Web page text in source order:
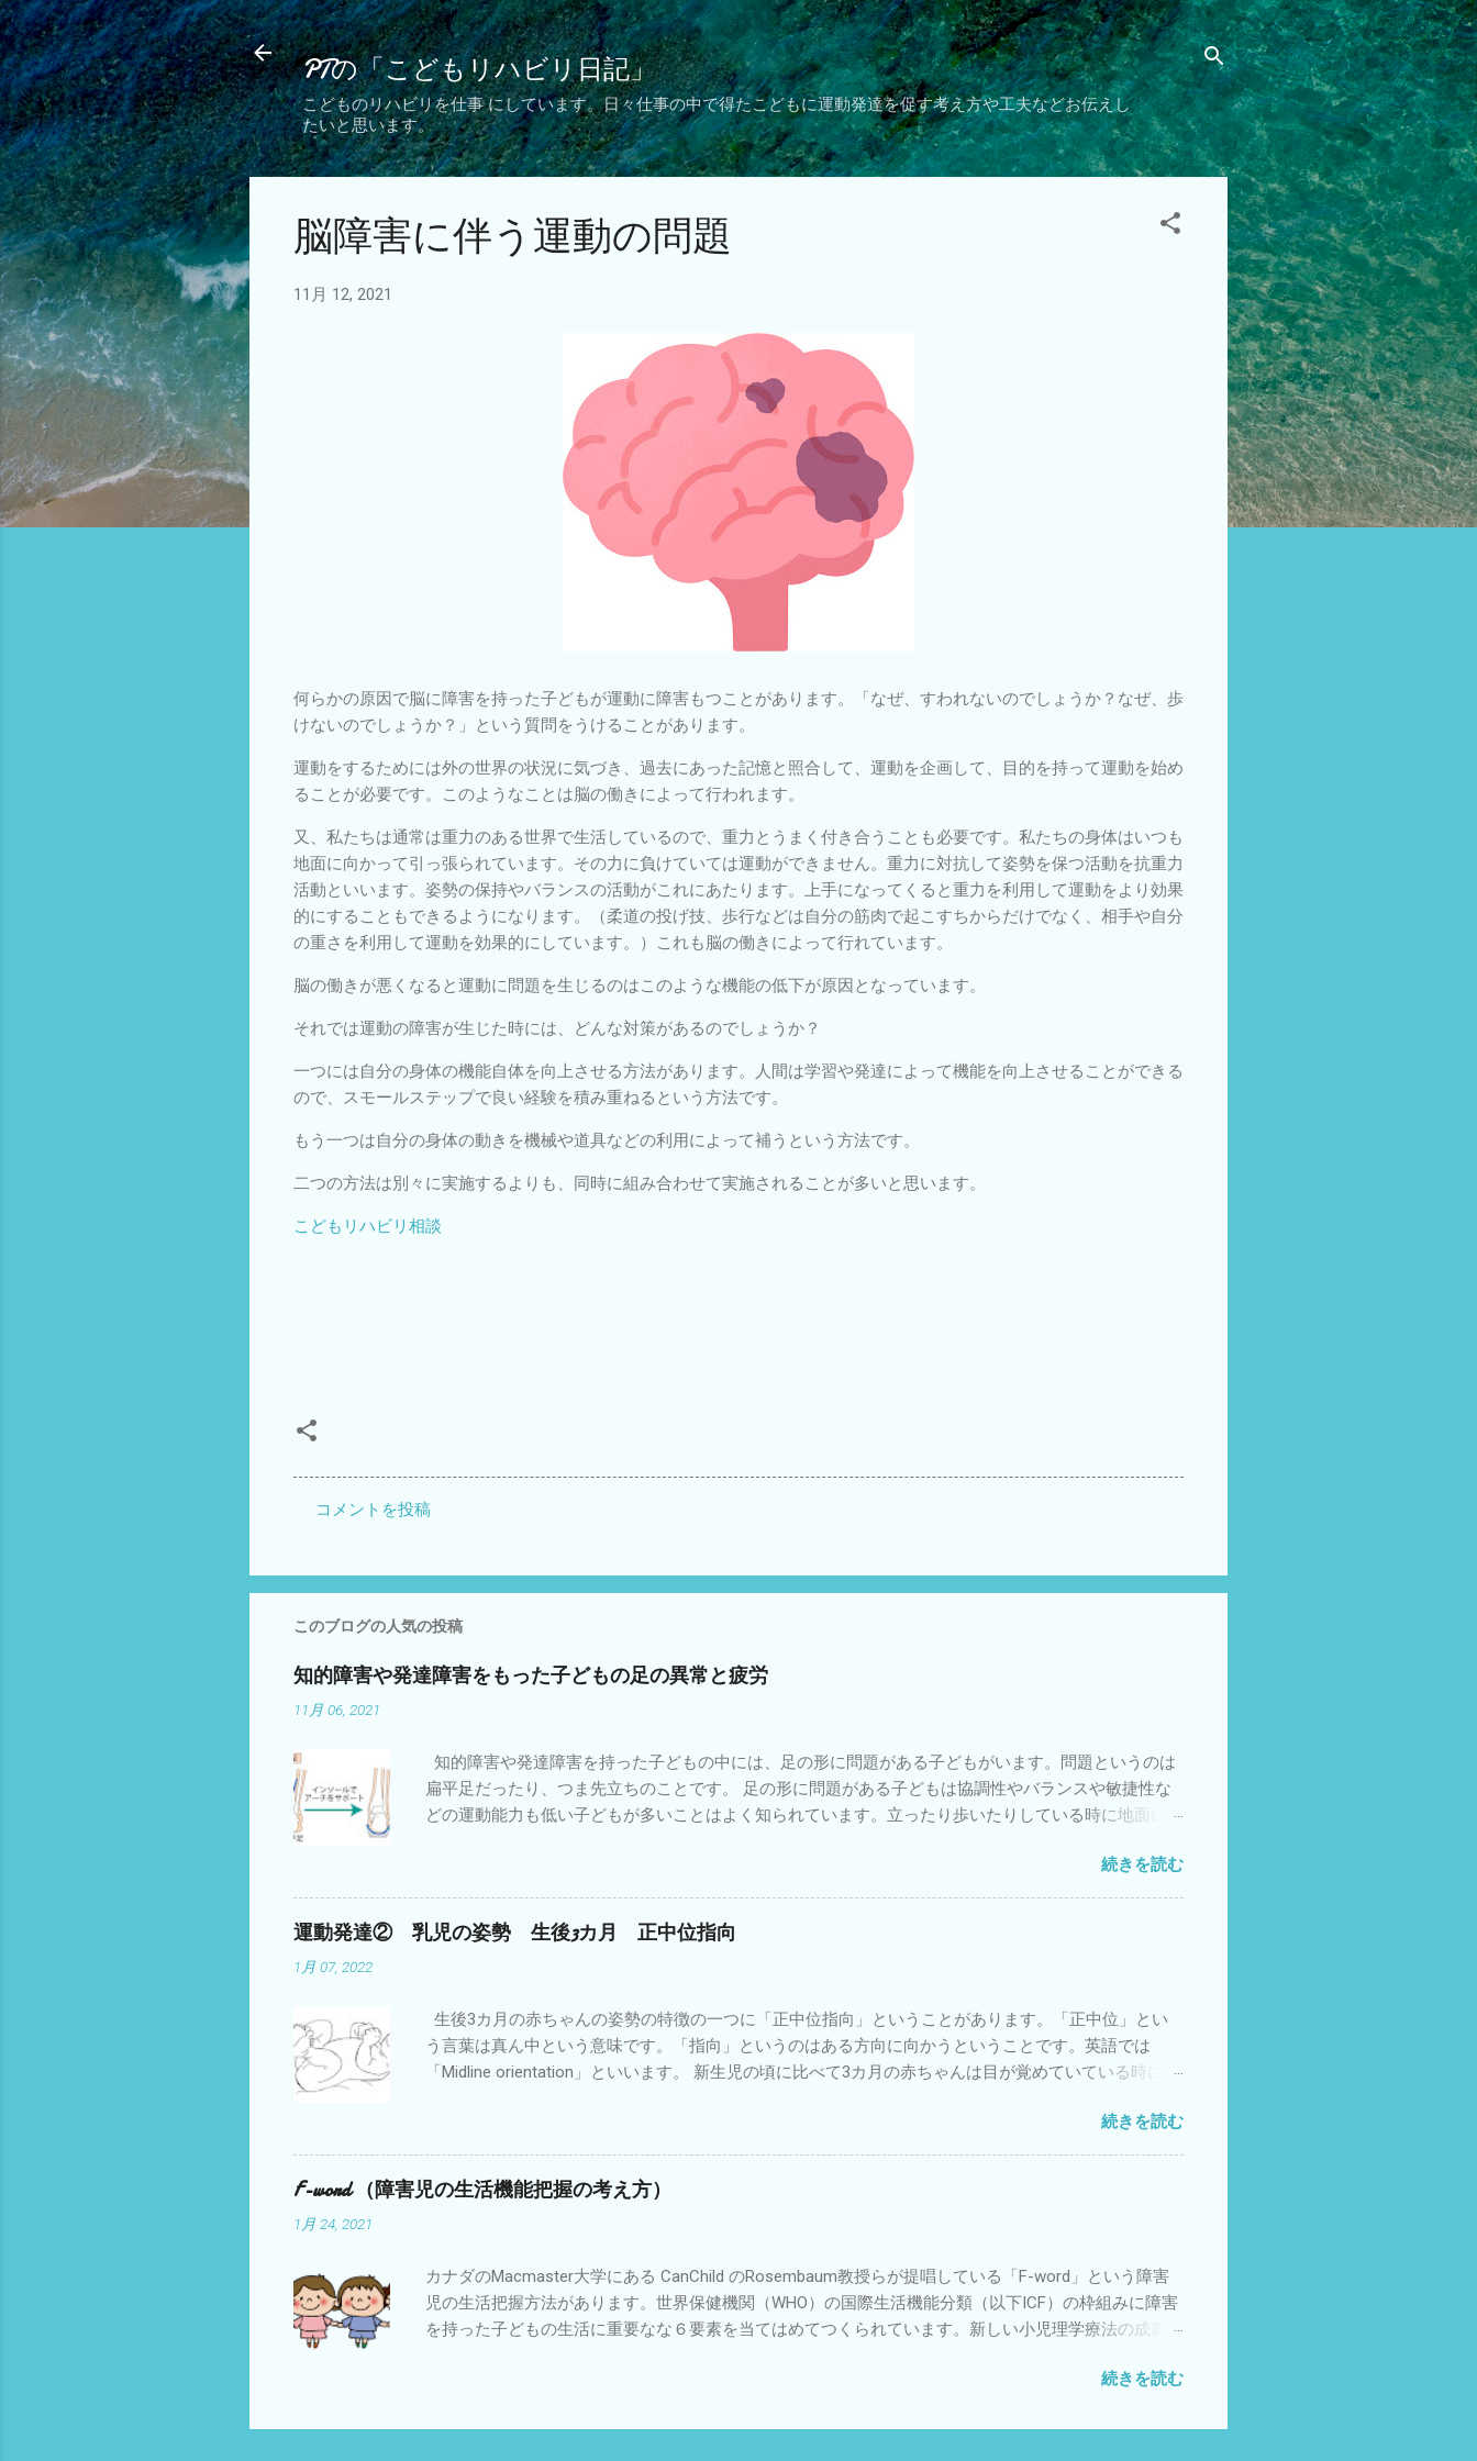
スキップしてメイン コンテンツに移動
PTの「こどもリハビリ日記」
こどものリハビリを仕事 にしています。日々仕事の中で得たこどもに運動発達を促す考え方や工夫などお伝えし
たいと思います。
脳障害に伴う運動の問題
11月 12, 2021
何らかの原因で脳に障害を持った子どもが運動に障害もつことがあります。「なぜ、すわれないのでしょうか？なぜ、歩
けないのでしょうか？」という質問をうけることがあります。
運動をするためには外の世界の状況に気づき、過去にあった記憶と照合して、運動を企画して、目的を持って運動を始め
ることが必要です。このようなことは脳の働きによって行われます。
又、私たちは通常は重力のある世界で生活しているので、重力とうまく付き合うことも必要です。私たちの身体はいつも
地面に向かって引っ張られています。その力に負けていては運動ができません。重力に対抗して姿勢を保つ活動を抗重力
活動といいます。姿勢の保持やバランスの活動がこれにあたります。上手になってくると重力を利用して運動をより効果
的にすることもできるようになります。（柔道の投げ技、歩行などは自分の筋肉で起こすちからだけでなく、相手や自分
の重さを利用して運動を効果的にしています。）これも脳の働きによって行れています。
脳の働きが悪くなると運動に問題を生じるのはこのような機能の低下が原因となっています。
それでは運動の障害が生じた時には、どんな対策があるのでしょうか？
一つには自分の身体の機能自体を向上させる方法があります。人間は学習や発達によって機能を向上させることができる
ので、スモールステップで良い経験を積み重ねるという方法です。
もう一つは自分の身体の動きを機械や道具などの利用によって補うという方法です。
二つの方法は別々に実施するよりも、同時に組み合わせて実施されることが多いと思います。
こどもリハビリ相談
ン
ト
コメントを投稿
このブログの人気の投稿
知的障害や発達障害をもった子どもの足の異常と疲労
11月 06, 2021
知的障害や発達障害を持った子どもの中には、足の形に問題がある子どもがいます。問題というのは
扁平足だったり、つま先立ちのことです。 足の形に問題がある子どもは協調性やバランスや敏捷性な
どの運動能力も低い子どもが多いことはよく知られています。立ったり歩いたりしている時に地面に接
バランスがとりにくい理由はそれだけではありません。 そういう子どもは疲れやすいということも知
っておいてください。特に小学校・中学校と身体が大きくなると疲れやすさが増します。足でバランス
がとりにくい分を太ももやお尻や腰の筋肉を余計につかってバランスをとっているからです。中には太
ももやお尻の外側の筋肉が強く張っている子どもがいます。 疲れやすさに対する対策も検討していく
達障害を持った子どもの中には脳性麻痺という診断がついた子どもほど足の問題に注目されていない方
もいるようです。子ども時代は人生のほんの一部です。長く健康な生活が送れるよう支援したいもので
す。 こどもリハビリ相談
続きを読む
運動発達② 乳児の姿勢 生後3カ月 正中位指向
1月 07, 2022
生後3カ月の赤ちゃんの姿勢の特徴の一つに「正中位指向」ということがあります。「正中位」とい
う言葉は真ん中という意味です。「指向」というのはある方向に向かうということです。英語では
「Midline orientation」といいます。 新生児の頃に比べて3カ月の赤ちゃんは目が覚めていている時に頭
す。もちろん興味があるものが右側にあれば頭や手がそちら向かっていきますが、興味が去れば真ん中
に近いところに頭や手足が向かっていく傾向がでてきます。 このような姿勢が多くなるのは、重力と
身体の位置関係を視覚や触覚や固有感覚でとらえて無意識に姿勢を調整するという神経系の働きが発達
したことを意味しています。別の言葉でいうと「感覚統合が発達した」「神経ネットワークが発達し
を持ち、手と手を合わせたり、指をしゃぶるようなことも増えてきます。外界の興味のあるものを目で
追う、手で触ろうとするなども増えてきます。 こどもリハかわせみ
続きを読む
F-word （障害児の生活機能把握の考え方）
1月 24, 2021
カナダのMacmaster大学にある CanChild のRosembaum教授らが提唱している「F-word」という障害
児の生活把握方法があります。世界保健機関（WHO）の国際生活機能分類（以下ICF）の枠組みに障害
を持った子どもの生活に重要なな６要素を当てはめてつくられています。新しい小児理学療法の成書で
「Friends 友達」「Family 家族」「Fun 楽しみ」「Future 未来への期待や夢」の6つの要素です。
思います。ICFでは「心身機能・身体構造」「活動」「参加」「環境」「個人因子」という要素で生活
続きを読む